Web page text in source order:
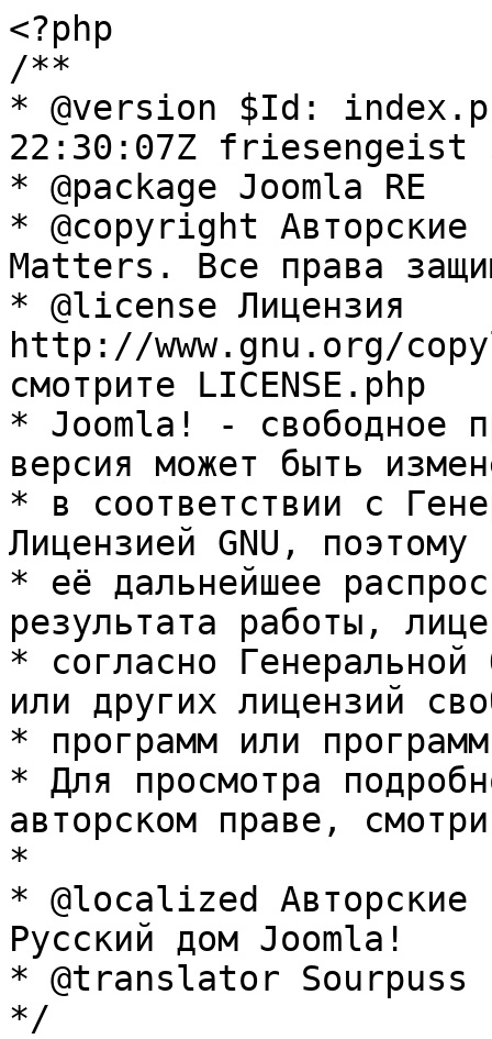
<?php
/**
* @version $Id:
22:30:07Z friesengeist
* @package Joomla RE
* @copyright Авторские
Matters. Все права
* @license Лицензия
http://www.gnu.org/
смотрите LICENSE.php
* Joomla! - свободное
версия может быть
* в соответствии с
Лицензией GNU, поэтому
* её дальнейшее
результата работы,
* согласно Генеральной
или других лицензий
* программ или
* Для просмотра
авторском праве,
*
* @localized Авторские
Русский дом Joomla!
* @translator Sourpuss
*/